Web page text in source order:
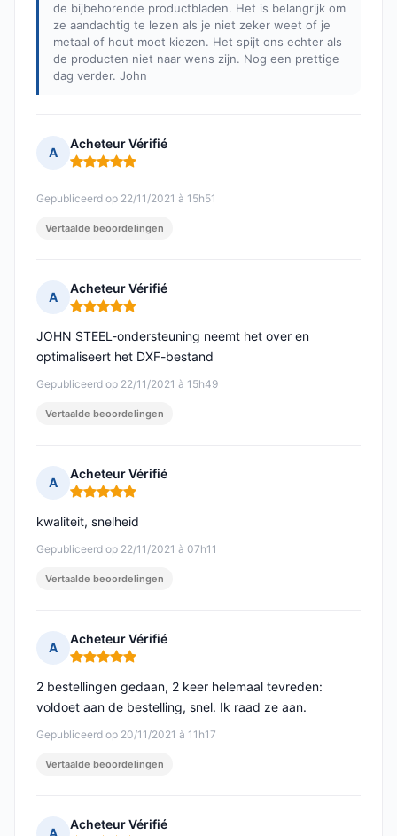
de bijbehorende productbladen. Het is belangrijk om
ze aandachtig te lezen als je niet zeker weet of je
metaal of hout moet kiezen. Het spijt ons echter als
de producten niet naar wens zijn. Nog een prettige
dag verder. John
A
Acheteur Vérifié
Opmerking: 5 van 5
Gepubliceerd op 22/11/2021 à 15h51
Vertaalde beoordelingen
A
Acheteur Vérifié
Opmerking: 5 van 5
Gepubliceerd op 22/11/2021 à 15h49
JOHN STEEL-ondersteuning neemt het over en
optimaliseert het DXF-bestand
Vertaalde beoordelingen
A
Acheteur Vérifié
Opmerking: 5 van 5
Gepubliceerd op 22/11/2021 à 07h11
kwaliteit, snelheid
Vertaalde beoordelingen
A
Acheteur Vérifié
Opmerking: 5 van 5
Gepubliceerd op 20/11/2021 à 11h17
2 bestellingen gedaan, 2 keer helemaal tevreden:
voldoet aan de bestelling, snel. Ik raad ze aan.
Vertaalde beoordelingen
Acheteur Vérifié